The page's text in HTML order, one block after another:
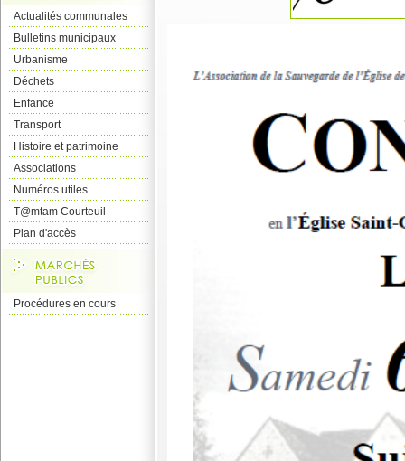
Actualités communales
Bulletins municipaux
Urbanisme
Déchets
Enfance
Transport
Histoire et patrimoine
Associations
Numéros utiles
T@mtam Courteuil
Plan d'accès
Procédures en cours